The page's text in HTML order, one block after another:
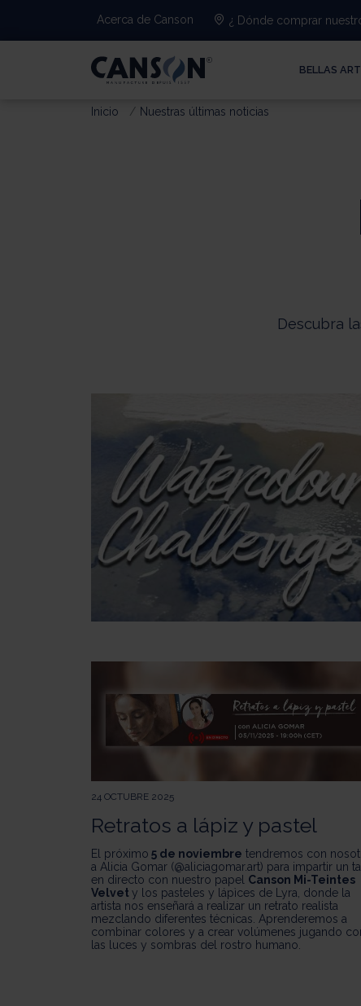
Acerca de Canson ¿ Dónde comprar
BELLAS
Inicio Nuestras últimas noticias
Descubra
24 OCTUBRE 2025
Retratos a lápiz y pastel
El próximo 5 de noviembre tendremos con
a Alicia Gomar (@aliciagomar.art) para impartir un
en directo con nuestro papel Canson Mi-Teintes
Velvet y los pasteles y lápìces de Lyra, donde la
artista nos enseñará a realizar un retrato realista
mezclando diferentes técnicas. Aprenderemos a
combinar colores y a crear volúmenes jugando
las luces y sombras del rostro humano.